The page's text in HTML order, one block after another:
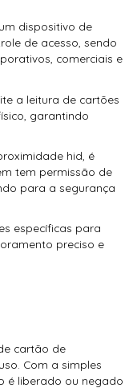
dispositivo de
de acesso, sendo
comerciais e
a leitura de cartões
garantindo
hid , é
tem permissão de
para a segurança
específicas para
preciso e
cartão de
Com a simples
é liberado ou negado